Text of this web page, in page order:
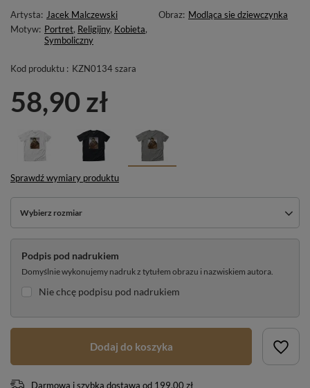
Artysta: Jacek Malczewski Obraz: Modląca sie dziewczynka
Motyw: Portret, Religijny, Kobieta,
Symboliczny
Kod produktu : KZN0134 szara
58,90 zł
Sprawdź wymiary produktu
Wybierz rozmiar
Podpis pod nadrukiem
Domyślnie wykonujemy nadruk z tytułem obrazu i nazwiskiem autora.
Nie chcę podpisu pod nadrukiem
Dodaj do koszyka
Darmowa i szybka dostawa od 199,00 zł